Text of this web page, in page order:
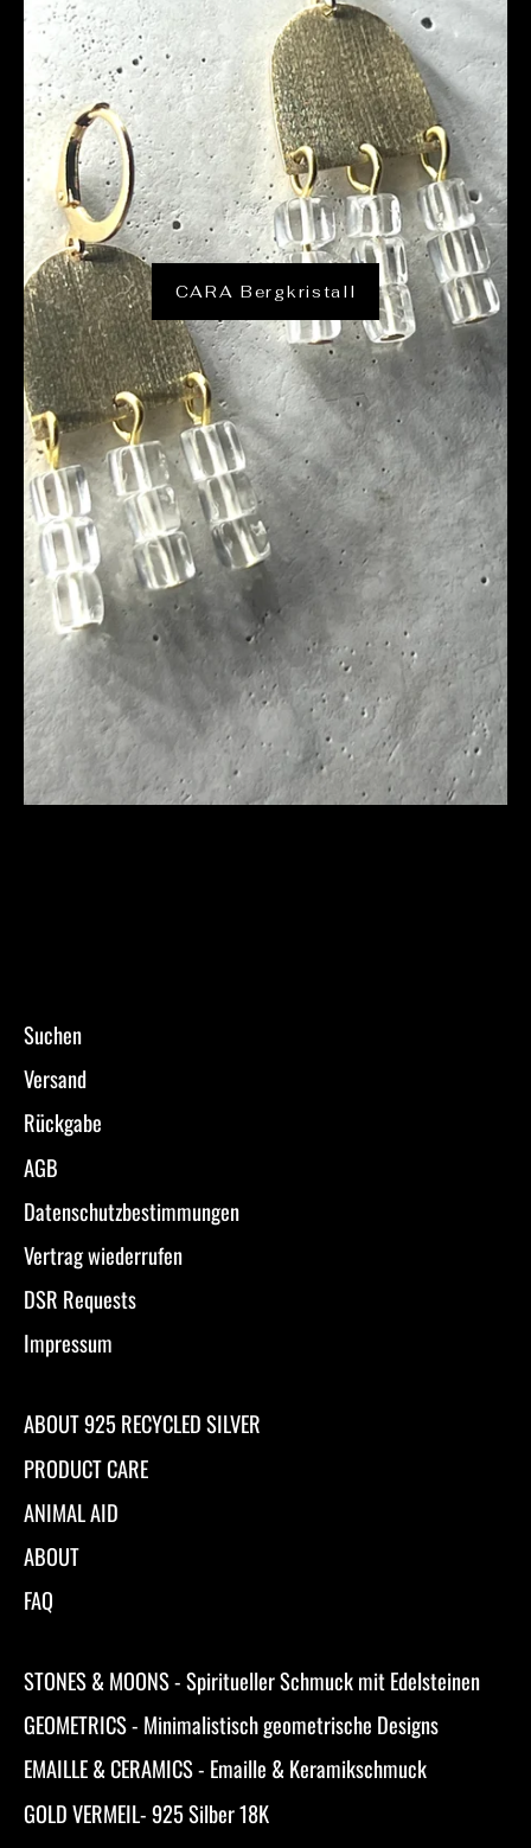
CARA Bergkristall
Suchen
Versand
Rückgabe
AGB
Datenschutzbestimmungen
Vertrag wiederrufen
DSR Requests
Impressum
ABOUT 925 RECYCLED SILVER
PRODUCT CARE
ANIMAL AID
ABOUT
FAQ
STONES & MOONS - Spiritueller Schmuck mit Edelsteinen
GEOMETRICS - Minimalistisch geometrische Designs
EMAILLE & CERAMICS - Emaille & Keramikschmuck
GOLD VERMEIL- 925 Silber 18K